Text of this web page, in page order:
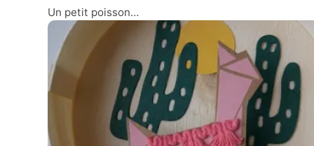
Un petit poisson…